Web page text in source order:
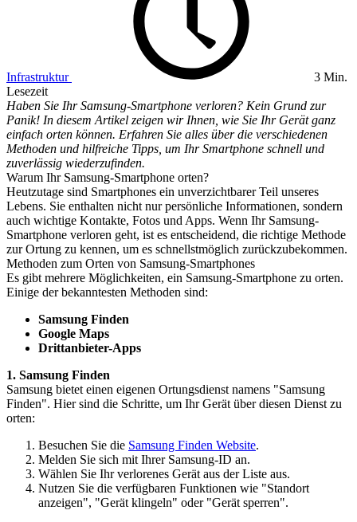
Infrastruktur
3 Min.
Lesezeit
Haben Sie Ihr Samsung-Smartphone verloren? Kein Grund zur
Panik! In diesem Artikel zeigen wir Ihnen, wie Sie Ihr Gerät ganz
einfach orten können. Erfahren Sie alles über die verschiedenen
Methoden und hilfreiche Tipps, um Ihr Smartphone schnell und
zuverlässig wiederzufinden.
Warum Ihr Samsung-Smartphone orten?
Heutzutage sind Smartphones ein unverzichtbarer Teil unseres
Lebens. Sie enthalten nicht nur persönliche Informationen, sondern
auch wichtige Kontakte, Fotos und Apps. Wenn Ihr Samsung-
Smartphone verloren geht, ist es entscheidend, die richtige Methode
zur Ortung zu kennen, um es schnellstmöglich zurückzubekommen.
Methoden zum Orten von Samsung-Smartphones
Es gibt mehrere Möglichkeiten, ein Samsung-Smartphone zu orten.
Einige der bekanntesten Methoden sind:
Samsung Finden
Google Maps
Drittanbieter-Apps
1. Samsung Finden
Samsung bietet einen eigenen Ortungsdienst namens "Samsung
Finden". Hier sind die Schritte, um Ihr Gerät über diesen Dienst zu
orten:
Besuchen Sie die Samsung Finden Website.
Melden Sie sich mit Ihrer Samsung-ID an.
Wählen Sie Ihr verlorenes Gerät aus der Liste aus.
Nutzen Sie die verfügbaren Funktionen wie "Standort
anzeigen", "Gerät klingeln" oder "Gerät sperren".